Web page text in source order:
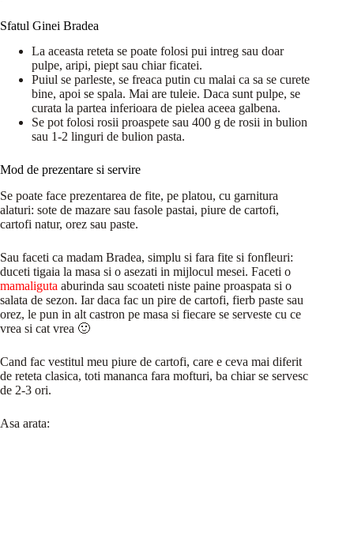
Sfatul Ginei Bradea
La aceasta reteta se poate folosi pui intreg sau doar
pulpe, aripi, piept sau chiar ficatei.
Puiul se parleste, se freaca putin cu malai ca sa se curete
bine, apoi se spala. Mai are tuleie. Daca sunt pulpe, se
curata la partea inferioara de pielea aceea galbena.
Se pot folosi rosii proaspete sau 400 g de rosii in bulion
sau 1-2 linguri de bulion pasta.
Mod de prezentare si servire
Se poate face prezentarea de fite, pe platou, cu garnitura
alaturi: sote de mazare sau fasole pastai, piure de cartofi,
cartofi natur, orez sau paste.
Sau faceti ca madam Bradea, simplu si fara fite si fonfleuri:
duceti tigaia la masa si o asezati in mijlocul mesei. Faceti o
mamaliguta aburinda sau scoateti niste paine proaspata si o
salata de sezon. Iar daca fac un pire de cartofi, fierb paste sau
orez, le pun in alt castron pe masa si fiecare se serveste cu ce
vrea si cat vrea 🙂
Cand fac vestitul meu piure de cartofi, care e ceva mai diferit
de reteta clasica, toti mananca fara mofturi, ba chiar se servesc
de 2-3 ori.
Asa arata: